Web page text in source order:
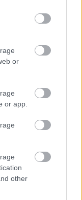
or
or app.
other
bizonyíthat.
hogy a
a Hírös
nem